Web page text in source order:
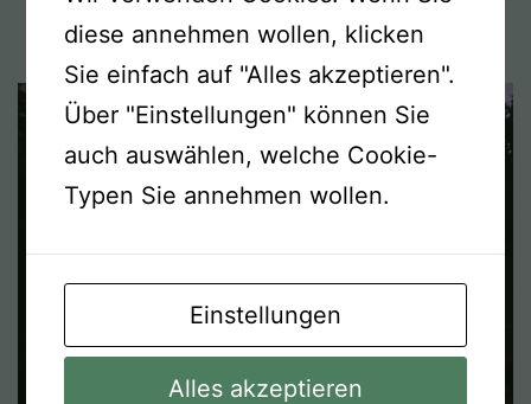
magic, the doors start to open“
diese annehmen wollen, klicken
Sie einfach auf "Alles akzeptieren".
Über "Einstellungen" können Sie
auch auswählen, welche Cookie-
Typen Sie annehmen wollen.
Einstellungen
Alles akzeptieren